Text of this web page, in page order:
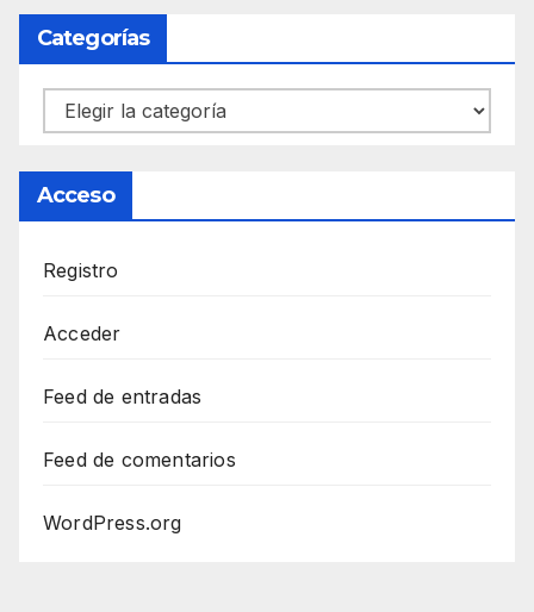
Categorías
Categorías
Acceso
Registro
Acceder
Feed de entradas
Feed de comentarios
WordPress.org